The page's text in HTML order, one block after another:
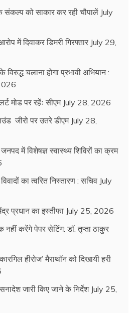
को साकार कर रही चौपालें July
में दिवाकर डिमरी गिरफ्तार July 29,
चलाना होगा प्रभावी अभियान :
मोड पर रहेंः सीएम July 28, 2026
जीरो पर उतरे डीएम July 28,
में विशेषज्ञ स्वास्थ्य शिविरों का क्रम
का त्वरित निस्तारण : सचिव July
प्रधान का इस्तीफा July 25, 2026
नहीं करेंगे पेपर सेटिंग: डॉ. तृप्ता ठाकुर
हीरोज’ मैराथॉन को दिखायी हरी
जारी किए जाने के निर्देश July 25,